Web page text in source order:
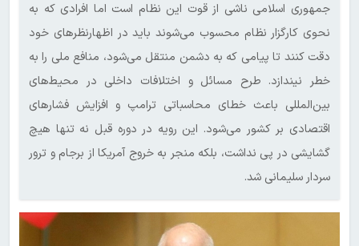
جمهوری اسلامی ناشی از قوت این نظام است اما افرادی که به
نحوی کارگزار نظام محسوب می‌شوند باید در اظهارنظرهای خود
دقت کنند تا پیامی که به دشمن منتقل می‌شود، منافع ملی را به
خطر نیندازد. طرح مسائل و اختلافات داخلی در محیط‌های
بین‌المللی باعث خطای محاسباتی ترامپ و افزایش فشارهای
اقتصادی بر کشور می‌شود. این رویه در دوره قبل نه تنها هیچ
گشایشی در پی نداشت، بلکه منجر به خروج آمریکا از برجام و ترور
سردار سلیمانی شد.